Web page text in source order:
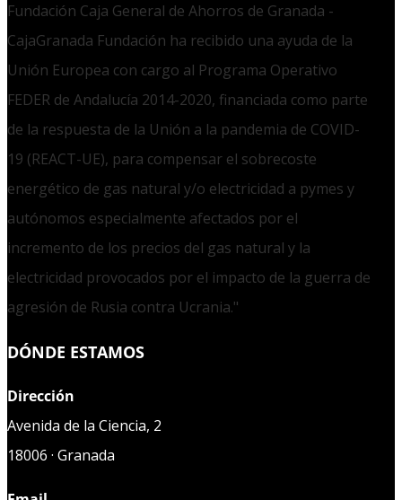
Fundación Caja General de Ahorros de Granada -
CajaGranada Fundación ha recibido una ayuda de la
Unión Europea con cargo al Programa Operativo
FEDER de Andalucía 2014-2020, financiada como parte
de la respuesta de la Unión a la pandemia de COVID-
19 (REACT-UE), para compensar el sobrecoste
energético de gas natural y/o electricidad a pymes y
autónomos especialmente afectados por el
incremento de los precios del gas natural y la
electricidad provocados por el impacto de la guerra de
agresión de Rusia contra Ucrania."
DÓNDE ESTAMOS
Dirección
Avenida de la Ciencia, 2
18006 · Granada